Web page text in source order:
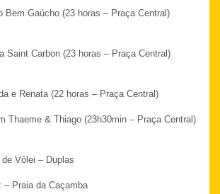
Bem Gaúcho (23 horas – Praça Central)
Saint Carbon (23 horas – Praça Central)
e Renata (22 horas – Praça Central)
Thaeme & Thiago (23h30min – Praça Central)
Vôlei – Duplas
– Praia da Caçamba